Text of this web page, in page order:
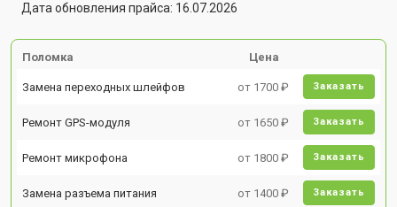
Дата обновления прайса: 16.07.2026
Поломка Цена
Замена переходных шлейфов от 1700 ₽ Заказать
Ремонт GPS-модуля от 1650 ₽ Заказать
Ремонт микрофона от 1800 ₽ Заказать
Замена разъема питания от 1400 ₽ Заказать